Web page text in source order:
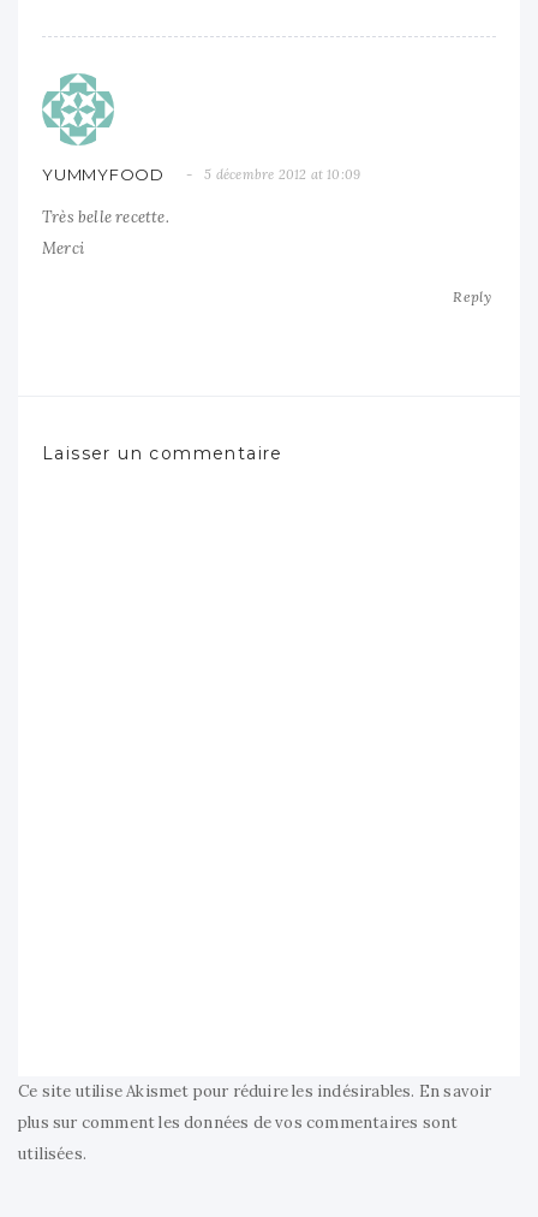
YUMMYFOOD 5 décembre 2012 at 10:09
Très belle recette.
Merci
Reply
Laisser un commentaire
Ce site utilise Akismet pour réduire les indésirables. En savoir
plus sur comment les données de vos commentaires sont
utilisées.